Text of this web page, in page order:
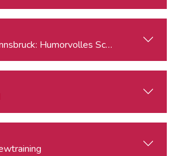
Humorvolles Schreiben